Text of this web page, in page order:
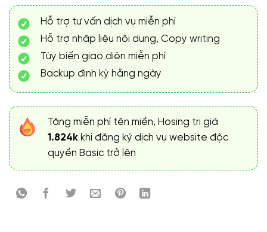
Hỗ trợ tư vấn dịch vụ miễn phí
Hỗ trợ nhập liệu nội dung, Copy writing
Tùy biến giao diện miễn phí
Backup định kỳ hằng ngày
Tặng miễn phí tên miền, Hosing trị giá
1.824k khi đăng ký dịch vụ website độc
quyền Basic trở lên